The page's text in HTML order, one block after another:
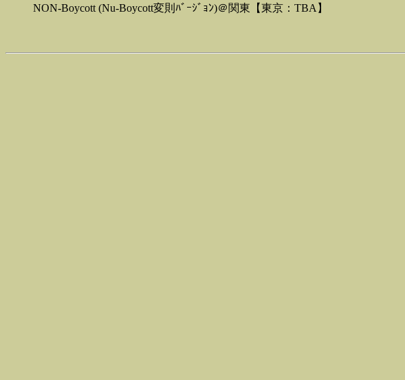
NON-Boycott (Nu-Boycott変則ﾊﾞｰｼﾞｮﾝ)＠関東【東京：TBA】